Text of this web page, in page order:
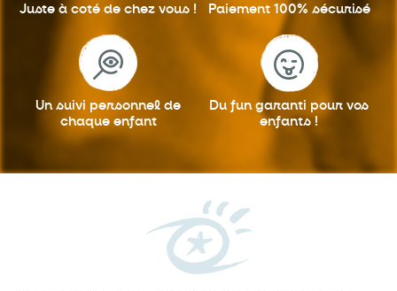
Juste à coté de chez vous ! Paiement 100% sécurisé
Un suivi personnel de
chaque enfant
Du fun garanti pour vos
enfants !